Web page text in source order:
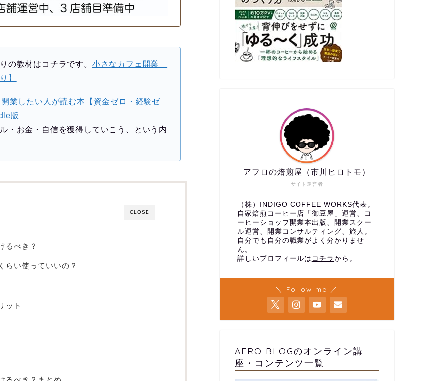
の教材はコチラです。 小さなカフェ開業
】
業したい人が読む本【資金ゼロ・経験ゼ
版
・お金・自信を獲得していこう、という内
CLOSE
るべき？
らい使っていいの？
ット
るべき？まとめ
サイト運営者
アフロの焙煎屋（市川ヒロトモ）
（株）INDIGO COFFEE WORKS代表。
自家焙煎コーヒー店「御豆屋」運営、コ
ーヒーショップ開業本出版、開業スクー
ル運営、開業コンサルティング、旅人。
自分でも自分の職業がよく分かりませ
ん。
詳しいプロフィールは コチラ から。
＼ Follow me ／
AFRO BLOGのオンライン講
座・コンテンツ一覧